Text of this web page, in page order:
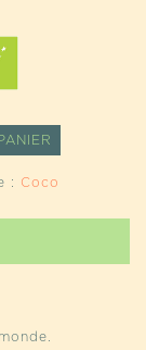
: Coco